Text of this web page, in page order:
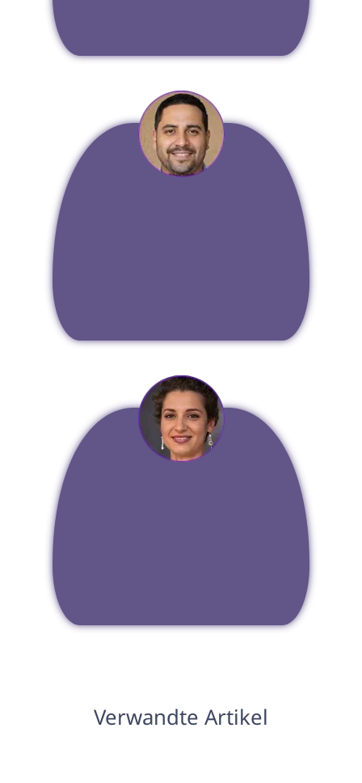
Verwandte Artikel